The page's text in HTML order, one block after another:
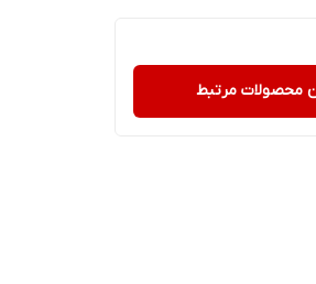
محصولات مرتبط